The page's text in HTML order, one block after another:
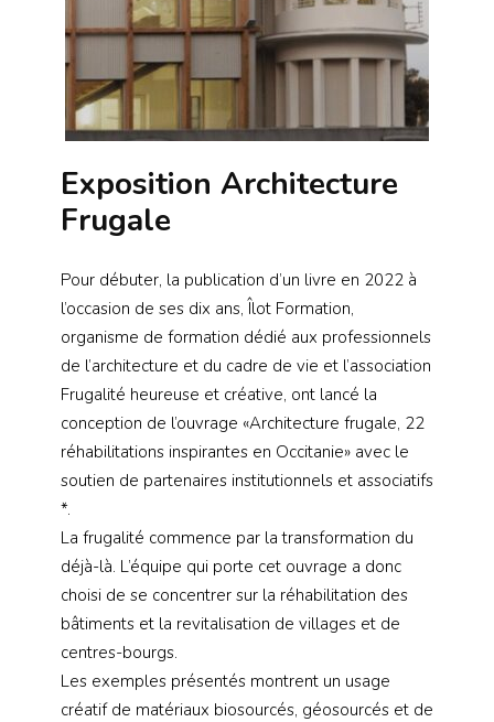
Exposition Architecture
Frugale
Pour débuter, la publication d’un livre en 2022 à
l’occasion de ses dix ans, Îlot Formation,
organisme de formation dédié aux professionnels
de l’architecture et du cadre de vie et l’association
Frugalité heureuse et créative, ont lancé la
conception de l’ouvrage «Architecture frugale, 22
réhabilitations inspirantes en Occitanie» avec le
soutien de partenaires institutionnels et associatifs
*.
La frugalité commence par la transformation du
déjà-là. L’équipe qui porte cet ouvrage a donc
choisi de se concentrer sur la réhabilitation des
bâtiments et la revitalisation de villages et de
centres-bourgs.
Les exemples présentés montrent un usage
créatif de matériaux biosourcés, géosourcés et de